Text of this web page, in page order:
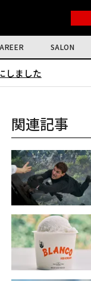
SALON
しました
関連記事